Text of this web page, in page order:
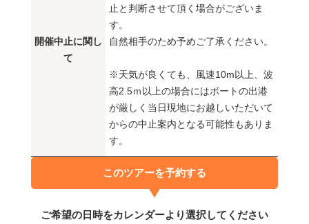
開催中止に関し
て
止と判断させて頂く場合がございま
す。
自然相手のため予めご了承ください。
※天気が良くても、風速10m以上、波
高2.5ｍ以上の場合にはボートの出港
が厳しく当日現地にお越しいただいて
からの中止案内となる可能性もありま
す。
このツアーを予約する
ご希望の日時をカレンダーより選択してください